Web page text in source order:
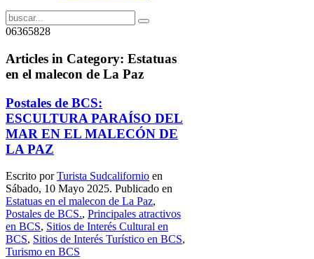
06365828
Articles in Category: Estatuas
en el malecon de La Paz
Postales de BCS:
ESCULTURA PARAÍSO DEL
MAR EN EL MALECÓN DE
LA PAZ
Escrito porTurista Sudcalifornio en
Sábado, 10 Mayo 2025. Publicado en
Estatuas en el malecon de La Paz,
Postales de BCS., Principales atractivos
en BCS, Sitios de Interés Cultural en
BCS, Sitios de Interés Turístico en BCS,
Turismo en BCS